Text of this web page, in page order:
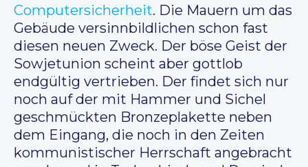
Computersicherheit. Die Mauern um das
Gebäude versinnbildlichen schon fast
diesen neuen Zweck. Der böse Geist der
Sowjetunion scheint aber gottlob
endgültig vertrieben. Der findet sich nur
noch auf der mit Hammer und Sichel
geschmückten Bronzeplakette neben
dem Eingang, die noch in den Zeiten
kommunistischer Herrschaft angebracht